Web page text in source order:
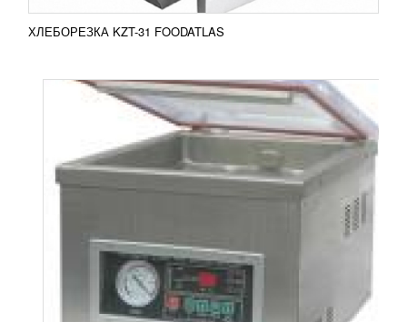
ХЛЕБОРЕЗКА KZT-31 FOODATLAS
ТЕСТОЗАКАТОЧНАЯ МАШИНА BONO
Тестозакаточная машина BONO Сферой
применения этой машины является закатка
заготовок из теста. Применяется только для
изготовления заготовок...
ПОДРОБНЕЕ
Добавить в сравнение